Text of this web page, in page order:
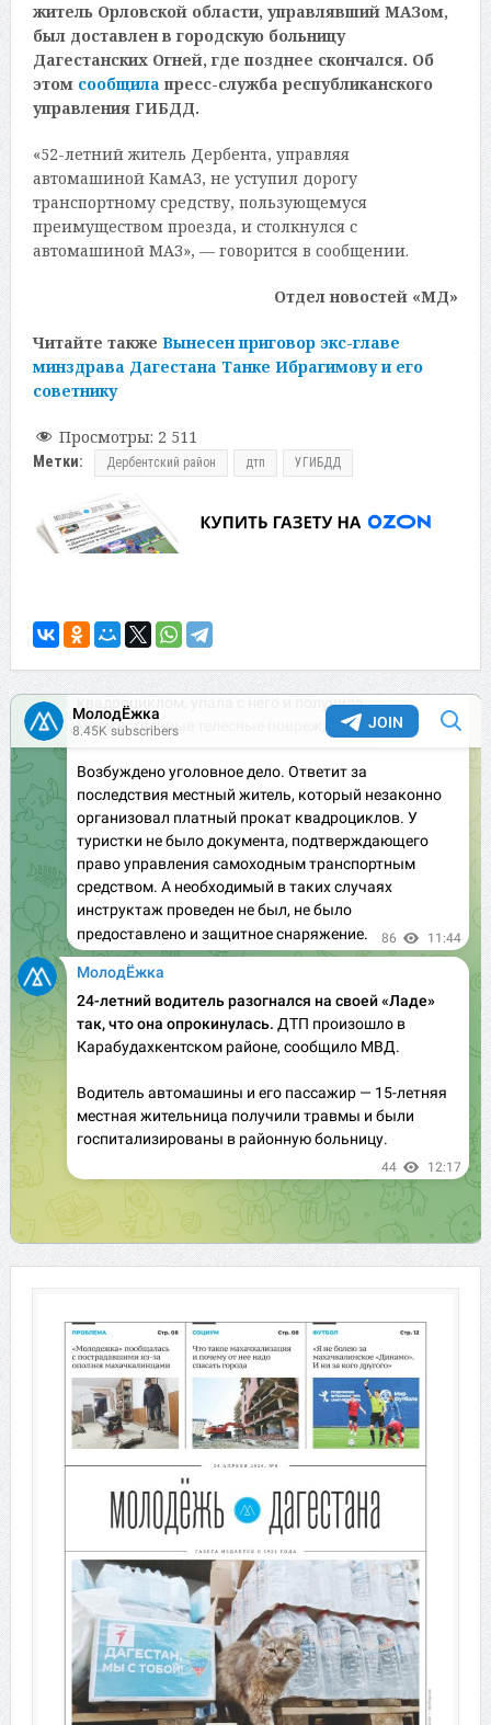
житель Орловской области, управлявший МАЗом,
был доставлен в городскую больницу
Дагестанских Огней, где позднее скончался. Об
этом сообщила пресс-служба республиканского
управления ГИБДД.
«52-летний житель Дербента, управляя
автомашиной КамАЗ, не уступил дорогу
транспортному средству, пользующемуся
преимуществом проезда, и столкнулся с
автомашиной МАЗ», — говорится в сообщении.
Отдел новостей «МД»
Читайте также Вынесен приговор экс-главе
минздрава Дагестана Танке Ибрагимову и его
советнику
Просмотры: 2 511
Метки: Дербентский район дтп УГИБДД